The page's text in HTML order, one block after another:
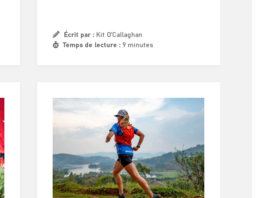
Écrit par :Kit O'Callaghan
Temps de lecture :9 minutes